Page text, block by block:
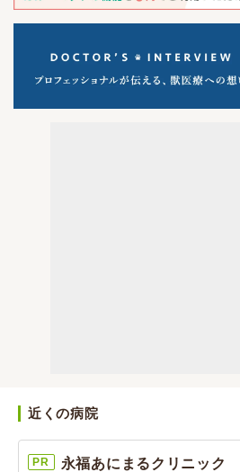
近くの病院
PR 永福あにまるクリニック